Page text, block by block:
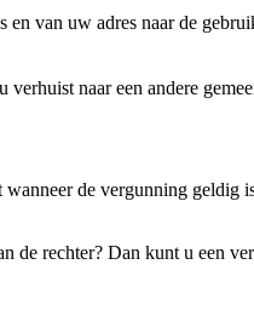
van uw adres naar de
naar een andere
de vergunning
de rechter? Dan kunt u een